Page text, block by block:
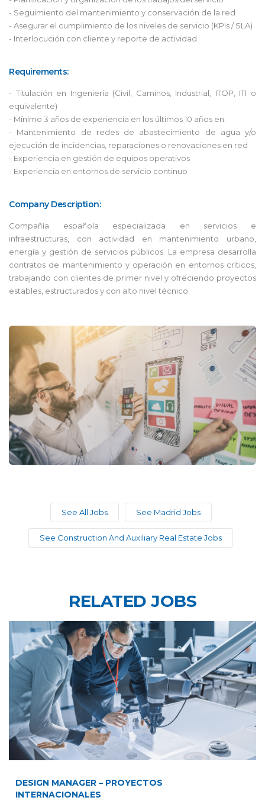
- Seguimiento del mantenimiento y conservación de la red
- Asegurar el cumplimiento de los niveles de servicio (KPIs / SLA)
- Interlocución con cliente y reporte de actividad
Requirements:
- Titulación en Ingeniería (Civil, Caminos, Industrial, ITOP, ITI o
equivalente)
- Mínimo 3 años de experiencia en los últimos 10 años en:
- Mantenimiento de redes de abastecimiento de agua y/o
ejecución de incidencias, reparaciones o renovaciones en red
- Experiencia en gestión de equipos operativos
- Experiencia en entornos de servicio continuo
Company Description:
Compañía española especializada en servicios e
infraestructuras, con actividad en mantenimiento urbano,
energía y gestión de servicios públicos. La empresa desarrolla
contratos de mantenimiento y operación en entornos críticos,
trabajando con clientes de primer nivel y ofreciendo proyectos
estables, estructurados y con alto nivel técnico.
See All Jobs See Madrid Jobs
See Construction And Auxiliary Real Estate Jobs
RELATED JOBS
DESIGN MANAGER – PROYECTOS
INTERNACIONALES